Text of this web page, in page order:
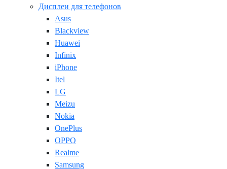
Дисплеи для телефонов
Asus
Blackview
Huawei
Infinix
iPhone
Itel
LG
Meizu
Nokia
OnePlus
OPPO
Realme
Samsung